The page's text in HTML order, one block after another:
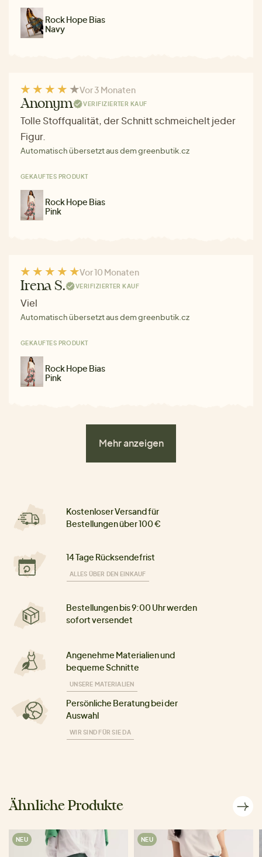
Rock Hope Bias
Navy
Vor 3 Monaten
Anonym VERIFIZIERTER KAUF
Tolle Stoffqualität, der Schnitt schmeichelt jeder
Figur.
Automatisch übersetzt aus dem greenbutik.cz
GEKAUFTES PRODUKT
Rock Hope Bias
Pink
Vor 10 Monaten
Irena S. VERIFIZIERTER KAUF
Viel
Automatisch übersetzt aus dem greenbutik.cz
GEKAUFTES PRODUKT
Rock Hope Bias
Pink
Mehr anzeigen
Kostenloser Versand für
Bestellungen über 100 €
14 Tage Rücksendefrist
ALLES ÜBER DEN EINKAUF
Bestellungen bis 9:00 Uhr werden
sofort versendet
Angenehme Materialien und
bequeme Schnitte
UNSERE MATERIALIEN
Persönliche Beratung bei der
Auswahl
WIR SIND FÜR SIE DA
Ähnliche Produkte
NEU NEU